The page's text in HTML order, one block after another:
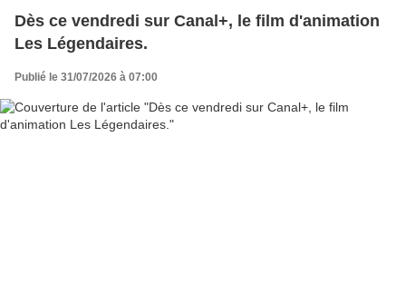
Dès ce vendredi sur Canal+, le film d'animation
Les Légendaires.
Publié le 31/07/2026 à 07:00